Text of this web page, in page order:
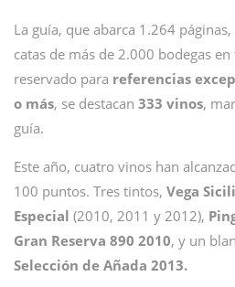
La guía, que abarca 1.264
catas de más de 2.000 bodegas en
reservado para referencias
o más, se destacan 333 vinos,
guía.
Este año, cuatro vinos han
100 puntos. Tres tintos, Vega
Especial (2010, 2011 y 2012),
Gran Reserva 890 2010, y un
Selección de Añada 2013.